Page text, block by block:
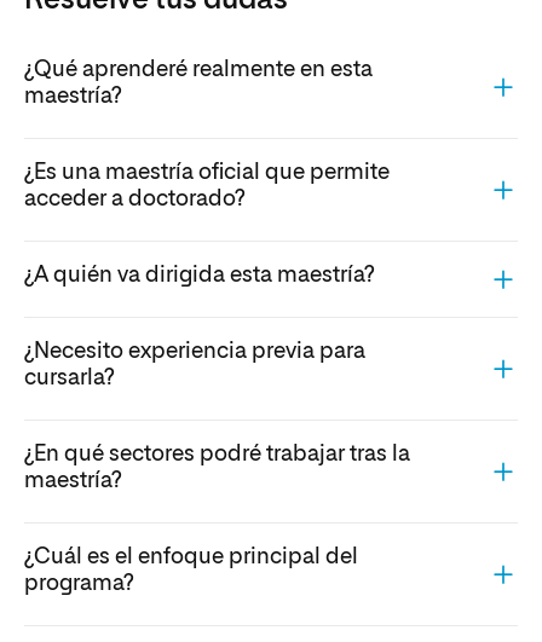
¿Qué aprenderé realmente en esta
maestría?
¿Es una maestría oficial que permite
acceder a doctorado?
¿A quién va dirigida esta maestría?
¿Necesito experiencia previa para
cursarla?
¿En qué sectores podré trabajar tras la
maestría?
¿Cuál es el enfoque principal del
programa?